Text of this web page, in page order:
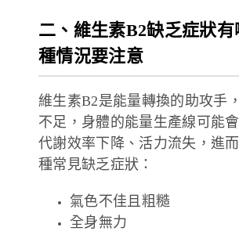
二、維生素B2缺乏症狀有
種情況要注意
維生素B2是能量轉換的助攻手
不足，身體的能量生產線可能
代謝效率下降、活力流失，進
種常見缺乏症狀：
氣色不佳且粗糙
全身無力